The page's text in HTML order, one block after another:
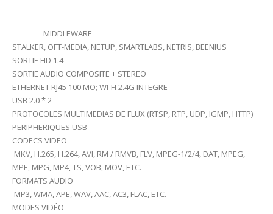
MIDDLEWARE
STALKER, OFT-MEDIA, NETUP, SMARTLABS, NETRIS, BEENIUS
SORTIE HD 1.4
SORTIE AUDIO COMPOSITE + STEREO
ETHERNET RJ45 100 MO; WI-FI 2.4G INTEGRE
USB 2.0 * 2
PROTOCOLES MULTIMEDIAS DE FLUX (RTSP, RTP, UDP, IGMP, HTTP)
PERIPHERIQUES USB
CODECS VIDEO
MKV, H.265, H.264, AVI, RM / RMVB, FLV, MPEG-1/2/4, DAT, MPEG,
MPE, MPG, MP4, TS, VOB, MOV, ETC.
FORMATS AUDIO
MP3, WMA, APE, WAV, AAC, AC3, FLAC, ETC.
MODES VIDÉO